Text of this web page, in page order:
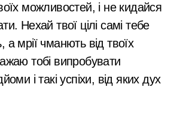
можливостей, і не кидайся
Нехай твої цілі самі тебе
а мрії чманють від твоїх
тобі випробувати
і такі успіхи, від яких дух